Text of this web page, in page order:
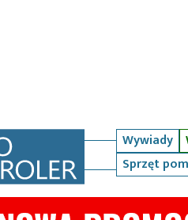
Wywiady
Sprzęt